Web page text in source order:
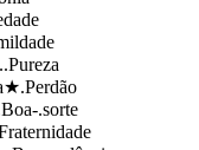
.sorte